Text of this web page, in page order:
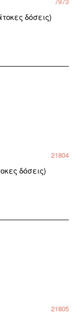
δόσεις)
21804
δόσεις)
21805